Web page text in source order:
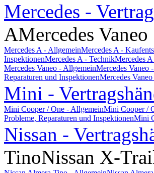
Mercedes -
AMercedes Vaneo
Mercedes A - AllgemeinMercedes A -
InspektionenMercedes A - TechnikMercedes
Mercedes Vaneo - AllgemeinMercedes Vaneo
Reparaturen und InspektionenMercedes
Mini -
Mini Cooper / One - AllgemeinMini Cooper /
Probleme, Reparaturen und InspektionenMini
Nissan -
TinoNissan X-